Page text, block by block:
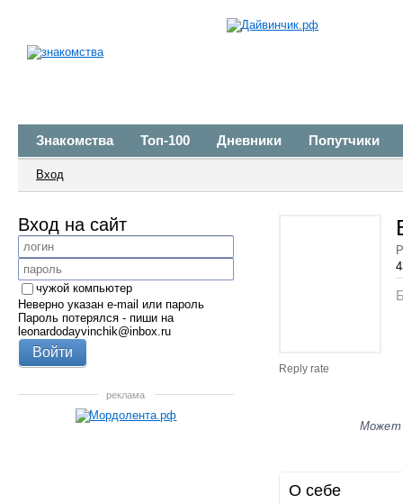
Знакомства Топ-100 Дневники Попутчики
Вход
Reply rate
О себе
Вход на сайт
чужой компьютер
Неверно указан e-mail или пароль
Пароль потерялся - пиши на
leonardodayvinchik@inbox.ru
реклама